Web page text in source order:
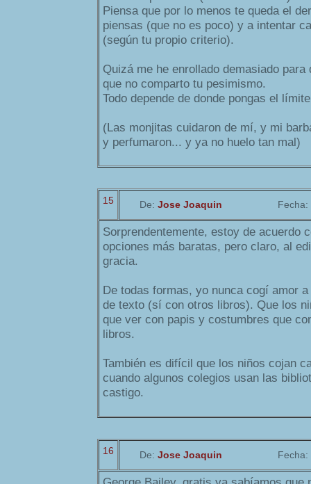
Piensa que por lo menos te queda el
piensas (que no es poco) y a intentar
(según tu propio criterio).
Quizá me he enrollado demasiado
que no comparto tu pesimismo.
Todo depende de donde pongas el
(Las monjitas cuidaron de mí, y mi
y perfumaron... y ya no huelo tan mal)
15 De: Jose Joaquin Fecha:
Sorprendentemente, estoy de acuerdo
opciones más baratas, pero claro, al
gracia.
De todas formas, yo nunca cogí amor
de texto (sí con otros libros). Que los
que ver con papis y costumbres que
libros.
También es difícil que los niños cojan
cuando algunos colegios usan las
castigo.
16 De: Jose Joaquin Fecha: